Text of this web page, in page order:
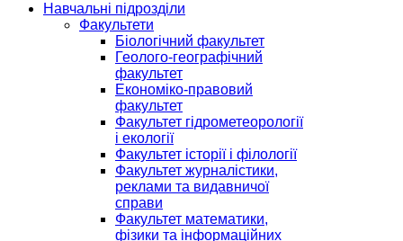
Навчальні підрозділи
Факультети
Біологічний факультет
Геолого-географічний
факультет
Економіко-правовий
факультет
Факультет гідрометеорології
і екології
Факультет історії і філології
Факультет журналістики,
реклами та видавничої
справи
Факультет математики,
фізики та інформаційних